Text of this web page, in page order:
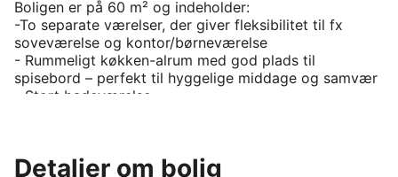
Boligen er på 60 m² og indeholder:
-To separate værelser, der giver fleksibilitet til fx
soveværelse og kontor/børneværelse
- Rummeligt køkken-alrum med god plads til
spisebord – perfekt til hyggelige middage og samvær
- Stort badeværelse
Detaljer om bolig